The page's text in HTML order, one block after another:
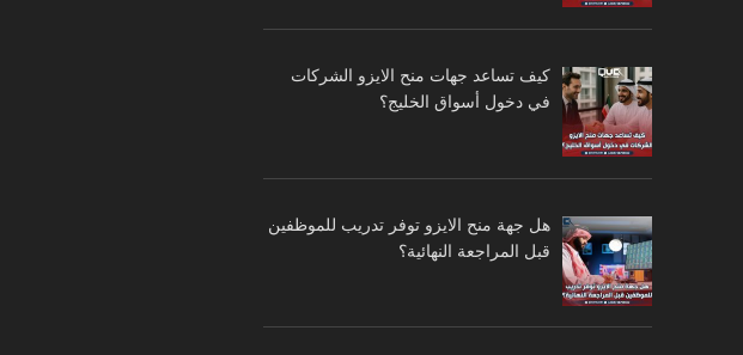
كيف تساعد جهات منح الايزو الشركات
في دخول أسواق الخليج؟
هل جهة منح الايزو توفر تدريب للموظفين
قبل المراجعة النهائية؟